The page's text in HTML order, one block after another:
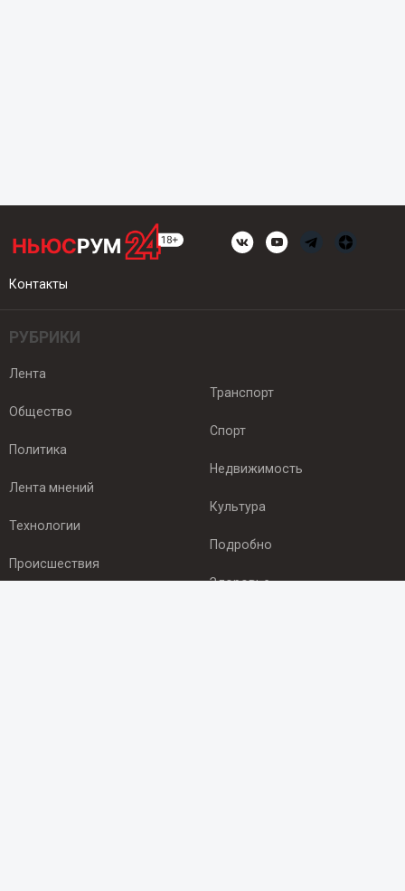
Контакты
РУБРИКИ
Лента
Общество
Политика
Лента мнений
Технологии
Происшествия
Транспорт
Спорт
Недвижимость
Культура
Подробно
Здоровье